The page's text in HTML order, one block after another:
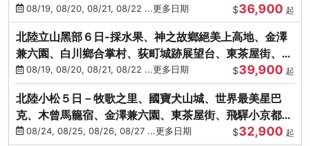
08/19, 08/20, 08/21, 08/22 ...更多日期 $36,900 起
北陸立山黑部６日-採水果、神之故鄉絕美上高地、金澤
兼六園、白川鄉合掌村、荻町城跡展望台、東茶屋街、名
花之里絢爛花海
08/19, 08/20, 08/21, 08/22 ...更多日期 $39,900 起
北陸小松５日－牧歌之里、國寶犬山城、世界最美星巴
克、木曾馬籠宿、金澤兼六園、東茶屋街、飛驒小京都、
白川鄉合掌村
08/24, 08/25, 08/26, 08/27 ...更多日期 $32,900 起